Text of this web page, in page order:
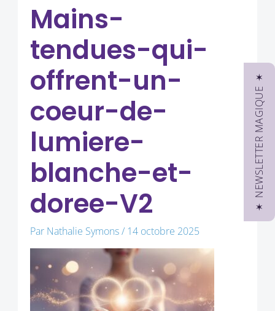
Mains-
tendues-qui-
offrent-un-
coeur-de-
lumiere-
blanche-et-
doree-V2
Par Nathalie Symons/ 14 octobre 2025
✶ NEWSLETTER MAGIQUE ✶